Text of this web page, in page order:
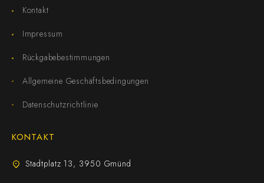
Kontakt
Impressum
Rückgabebestimmungen
Allgemeine Geschäftsbedingungen
Datenschutzrichtlinie
KONTAKT
Stadtplatz 13, 3950 Gmünd